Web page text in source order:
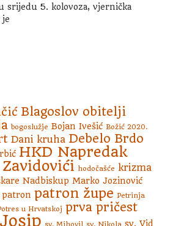
srijedu 5. kolovoza, vjernička
je
Blagoslov obitelji
bogoslužje Bojan Ivešić Božić 2020.
Dani kruha Debelo Brdo
HKD Napredak
hodočašće krizma
Nadbiskup Marko Jozinović
patron patron župe Petrinja
u Hrvatskoj prva pričest
sv. Mihovil sv. Nikola sv. Vid